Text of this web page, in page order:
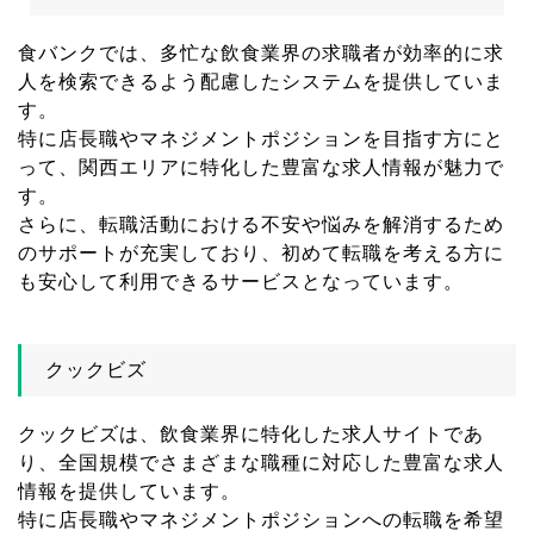
食バンクでは、多忙な飲食業界の求職者が効率的に求
人を検索できるよう配慮したシステムを提供していま
す。
特に店長職やマネジメントポジションを目指す方にと
って、関西エリアに特化した豊富な求人情報が魅力で
す。
さらに、転職活動における不安や悩みを解消するため
のサポートが充実しており、初めて転職を考える方に
も安心して利用できるサービスとなっています。
クックビズ
クックビズは、飲食業界に特化した求人サイトであ
り、全国規模でさまざまな職種に対応した豊富な求人
情報を提供しています。
特に店長職やマネジメントポジションへの転職を希望